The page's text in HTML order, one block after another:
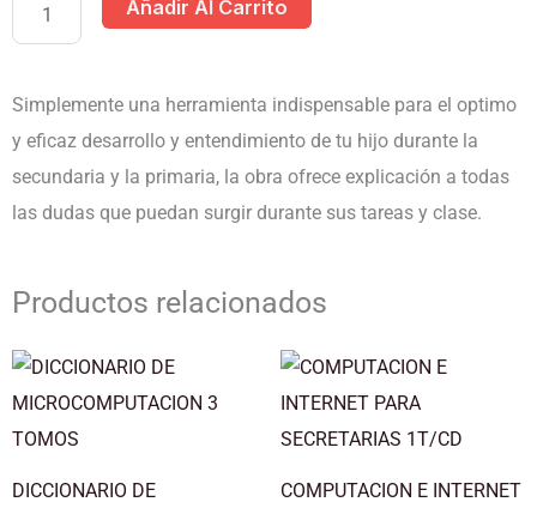
ESCOLAR
Añadir Al Carrito
Simplemente una herramienta indispensable para el optimo
y eficaz desarrollo y entendimiento de tu hijo durante la
secundaria y la primaria, la obra ofrece explicación a todas
las dudas que puedan surgir durante sus tareas y clase.
Productos relacionados
DICCIONARIO DE
COMPUTACION E INTERNET